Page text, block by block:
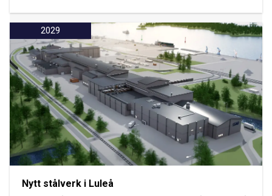
2029
Nytt stålverk i Luleå